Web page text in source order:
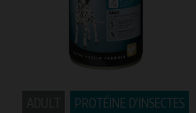
PROTÉINE D'INSECTES